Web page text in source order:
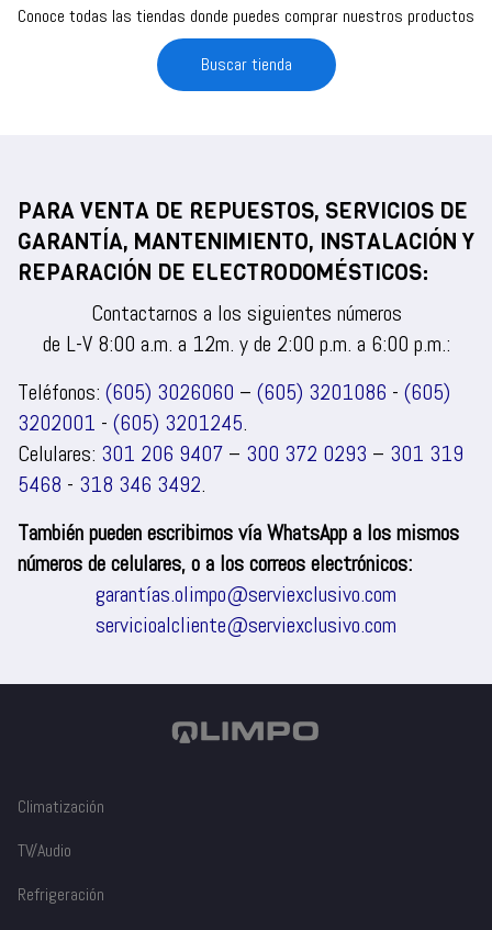
Conoce todas las tiendas donde puedes comprar nuestros productos
Buscar tienda
PARA VENTA DE REPUESTOS, SERVICIOS DE
GARANTÍA, MANTENIMIENTO, INSTALACIÓN Y
REPARACIÓN DE ELECTRODOMÉSTICOS:
Contactarnos a los siguientes números
de L-V 8:00 a.m. a 12m. y de 2:00 p.m. a 6:00 p.m.:
Teléfonos: (605) 3026060 – (605) 3201086 - (605)
3202001 - (605) 3201245.
Celulares: 301 206 9407 – 300 372 0293 – 301 319
5468 - 318 346 3492.
También pueden escribirnos vía WhatsApp a los mismos
números de celulares, o a los correos electrónicos:
garantías.olimpo@serviexclusivo.com
servicioalcliente@serviexclusivo.com
Climatización
TV/Audio
Refrigeración